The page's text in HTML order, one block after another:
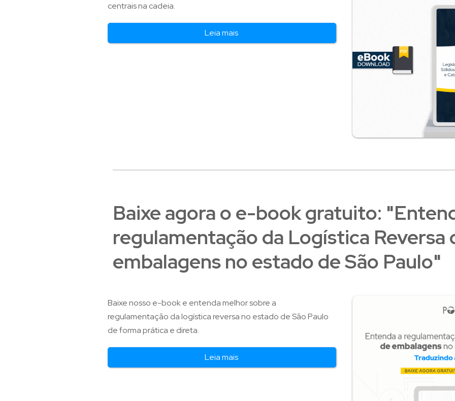
centrais na cadeia.
Leia mais
Baixe agora o e-book gratuito:
regulamentação da Logística Reversa
embalagens no estado de São Paulo"
Baixe nosso e-book e entenda melhor sobre a
regulamentação da logística reversa no estado de São Paulo
de forma prática e direta.
Leia mais